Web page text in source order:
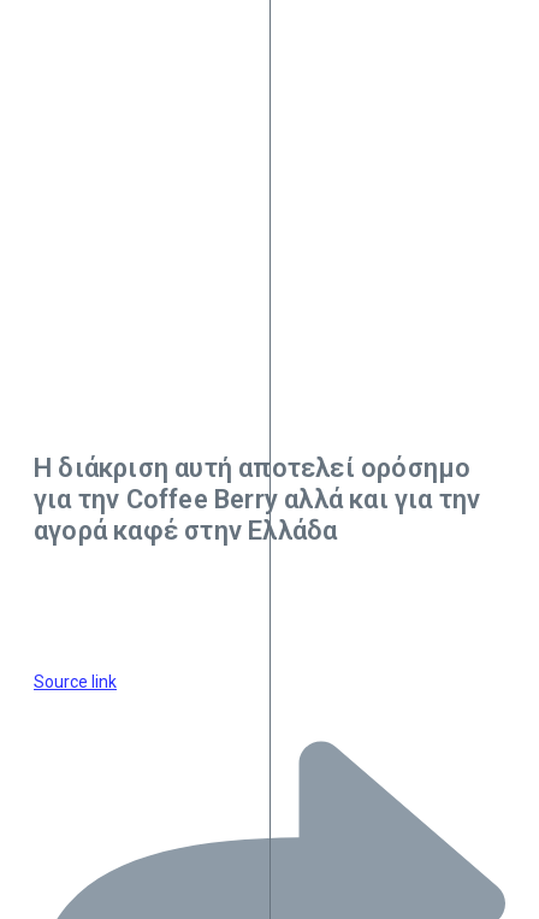
Η διάκριση αυτή αποτελεί ορόσημο
για την Coffee Berry αλλά και για την
αγορά καφέ στην Ελλάδα
Source link